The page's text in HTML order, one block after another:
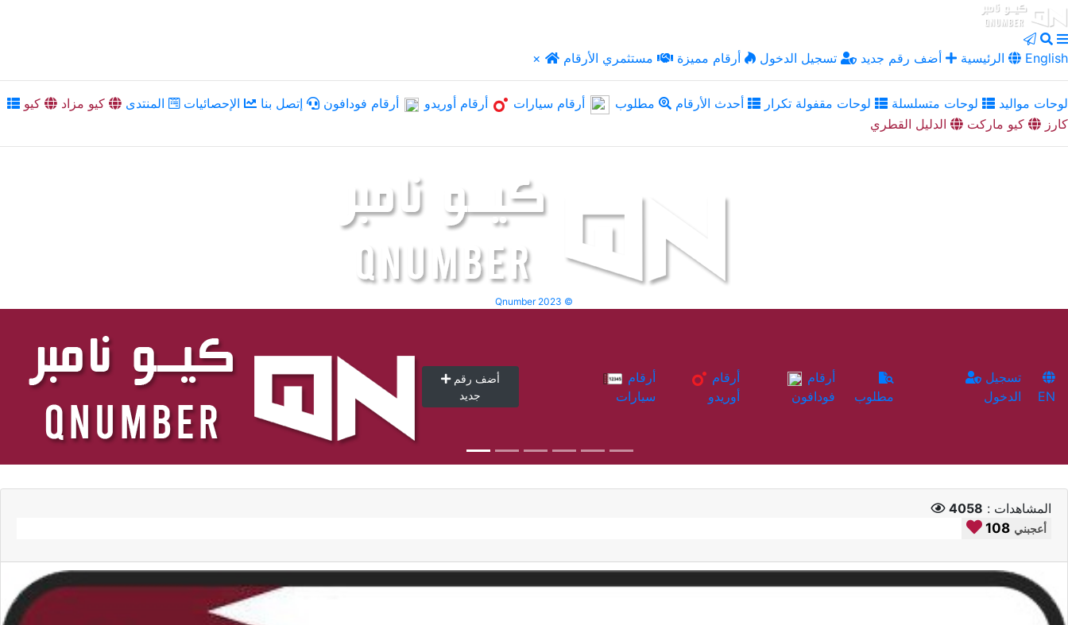
× الرئيسية أضف رقم جديد تسجيل الدخول أرقام مميزة مستثمري الأرقام English
لوحات مواليد لوحات متسلسلة لوحات مقفولة تكرار أحدث الأرقام مطلوب أرقام سيارات أرقام أوريدو أرقام فودافون إتصل بنا الإحصائيات المنتدى كيو مزاد
كيو
كارز
كيو ماركت الدليل القطري
Qnumber 2023 ©
أضف رقم
جديد
سيارات
أوريدو
فودافون
مطلوب
الدخول
EN
المشاهدات : 4058
108 أعجبني